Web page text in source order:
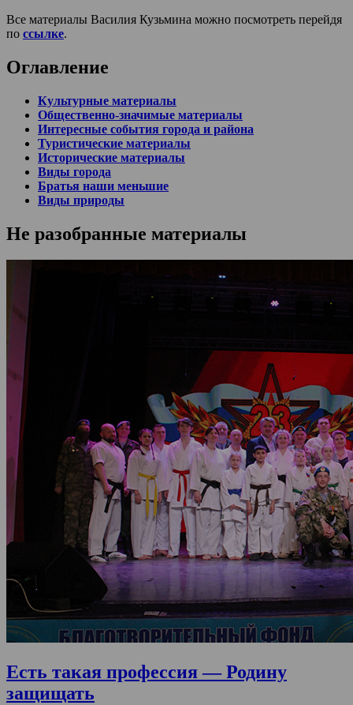
Все материалы Василия Кузьмина можно посмотреть перейдя
по ссылке.
Оглавление
Культурные материалы
Общественно-значимые материалы
Интересные события города и района
Туристические материалы
Исторические материалы
Виды города
Братья наши меньшие
Виды природы
Не разобранные материалы
Есть такая профессия — Родину
защищать